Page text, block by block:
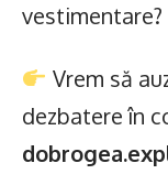
vestimentare?
Vrem să
dezbatere în